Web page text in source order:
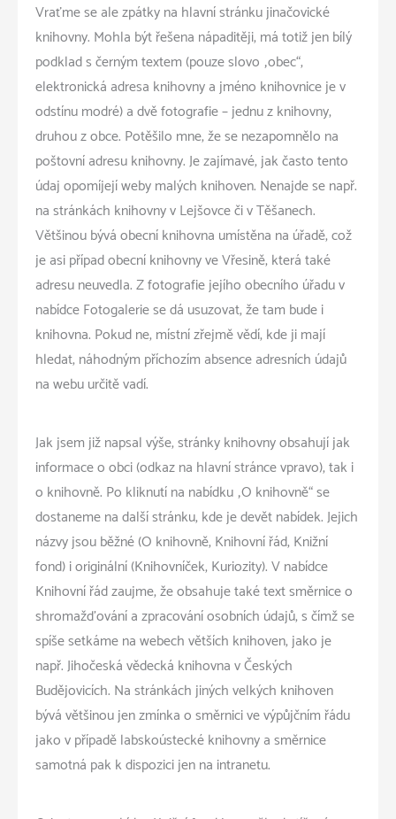
Vraťme se ale zpátky na hlavní stránku jinačovické
knihovny. Mohla být řešena nápaditěji, má totiž jen bílý
podklad s černým textem (pouze slovo „obec“,
elektronická adresa knihovny a jméno knihovnice je v
odstínu modré) a dvě fotografie – jednu z knihovny,
druhou z obce. Potěšilo mne, že se nezapomnělo na
poštovní adresu knihovny. Je zajímavé, jak často tento
údaj opomíjejí weby malých knihoven. Nenajde se např.
na stránkách knihovny v Lejšovce či v Těšanech.
Většinou bývá obecní knihovna umístěna na úřadě, což
je asi případ obecní knihovny ve Vřesině, která také
adresu neuvedla. Z fotografie jejího obecního úřadu v
nabídce Fotogalerie se dá usuzovat, že tam bude i
knihovna. Pokud ne, místní zřejmě vědí, kde ji mají
hledat, náhodným příchozím absence adresních údajů
na webu určitě vadí.
Jak jsem již napsal výše, stránky knihovny obsahují jak
informace o obci (odkaz na hlavní stránce vpravo), tak i
o knihovně. Po kliknutí na nabídku „O knihovně“ se
dostaneme na další stránku, kde je devět nabídek. Jejich
názvy jsou běžné (O knihovně, Knihovní řád, Knižní
fond) i originální (Knihovníček, Kuriozity). V nabídce
Knihovní řád zaujme, že obsahuje také text směrnice o
shromažďování a zpracování osobních údajů, s čímž se
spíše setkáme na webech větších knihoven, jako je
např. Jihočeská vědecká knihovna v Českých
Budějovicích. Na stránkách jiných velkých knihoven
bývá většinou jen zmínka o směrnici ve výpůjčním řádu
jako v případě labskoústecké knihovny a směrnice
samotná pak k dispozici jen na intranetu.